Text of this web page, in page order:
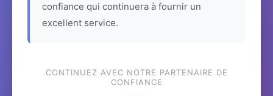
confiance qui continuera à fournir un
excellent service.
CONTINUEZ AVEC NOTRE PARTENAIRE DE
CONFIANCE